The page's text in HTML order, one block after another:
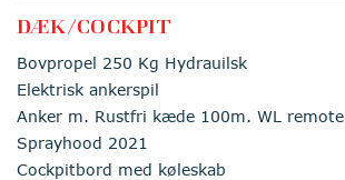
DÆK/COCKPIT
Bovpropel 250 Kg Hydrauilsk
Elektrisk ankerspil
Anker m. Rustfri kæde 100m. WL remote
Sprayhood 2021
Cockpitbord med køleskab